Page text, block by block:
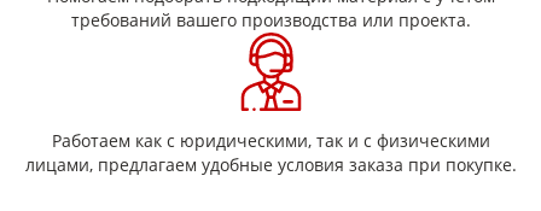
требований вашего производства или проекта.
Работаем как с юридическими, так и с физическими
лицами, предлагаем удобные условия заказа при покупке.